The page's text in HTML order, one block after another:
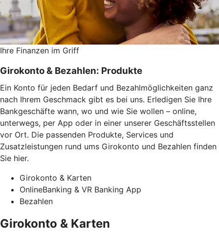
Ihre Finanzen im Griff
Girokonto & Bezahlen: Produkte
Ein Konto für jeden Bedarf und Bezahlmöglichkeiten ganz
nach Ihrem Geschmack gibt es bei uns. Erledigen Sie Ihre
Bankgeschäfte wann, wo und wie Sie wollen – online,
unterwegs, per App oder in einer unserer Geschäftsstellen
vor Ort. Die passenden Produkte, Services und
Zusatzleistungen rund ums Girokonto und Bezahlen finden
Sie hier.
Girokonto & Karten
OnlineBanking & VR Banking App
Bezahlen
Girokonto & Karten